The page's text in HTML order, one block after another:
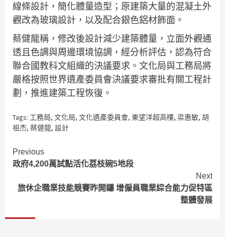
線條設計，簡化體量造型；原建築大量的混凝土外
觀改為玻璃設計，以及配合銀色鋁材飾面。
蔡健龍稱，修改後設計減少建築體量，立面外觀通
透且色調與周邊環境協調，經分析評估，認為符合
聯合國教科文組織的決議要求。文化局與工務局將
嚴格按照世界遺產委員會決議要求審批有關工程計
劃，推進建築工程恢復。
Tags: 工務局, 文化局, 文化遺產委員會, 東望洋超高樓, 梁惠敏, 胡
祖杰, 蔡健龍, 設計
Continue
Reading
Previous
政府4,200萬試點活化荔枝碗5地段
Next
旅休企職業技能競賽昨開鑼 增僱員職業綜合能力促特區
整體發展